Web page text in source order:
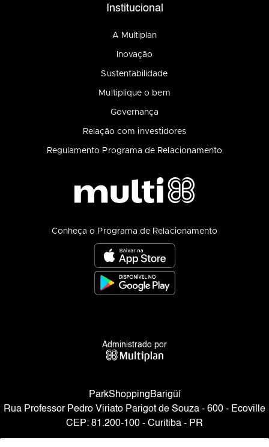
Institucional
A Multiplan
Inovação
Sustentabilidade
Multiplique o bem
Governança
Relação com investidores
Regulamento Programa de Relacionamento
Conheça o Programa de Relacionamento
Administrado por
ParkShoppingBarigüí
Rua Professor Pedro Viriato Parigot de Souza - 600 - Ecoville
CEP: 81.200-100 - Curitiba - PR